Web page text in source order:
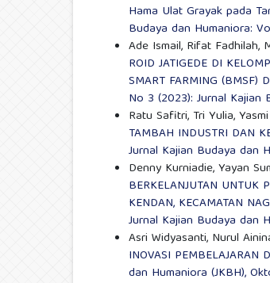
Hama Ulat Grayak pada
Budaya dan Humaniora:
Ade Ismail, Rifat Fadhilah,
ROID JATIGEDE DI
SMART FARMING (BMSF)
No 3 (2023): Jurnal Kajian
Ratu Safitri, Tri Yulia,
TAMBAH INDUSTRI DAN
Jurnal Kajian Budaya dan
Denny Kurniadie, Yayan
BERKELANJUTAN UNTUK
KENDAN, KECAMATAN
Jurnal Kajian Budaya dan
Asri Widyasanti, Nurul
INOVASI PEMBELAJARAN
dan Humaniora (JKBH),